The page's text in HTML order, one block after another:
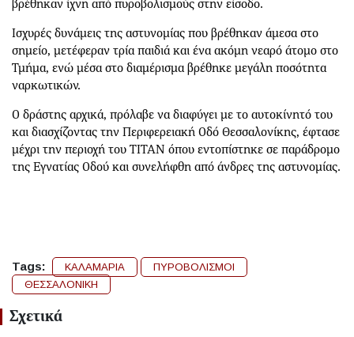
βρέθηκαν ίχνη από πυροβολισμούς στην είσοδο.
Ισχυρές δυνάμεις της αστυνομίας που βρέθηκαν άμεσα στο
σημείο, μετέφεραν τρία παιδιά και ένα ακόμη νεαρό άτομο στο
Τμήμα, ενώ μέσα στο διαμέρισμα βρέθηκε μεγάλη ποσότητα
ναρκωτικών.
Ο δράστης αρχικά, πρόλαβε να διαφύγει με το αυτοκίνητό του
και διασχίζοντας την Περιφερειακή Οδό Θεσσαλονίκης, έφτασε
μέχρι την περιοχή τoυ ΤΙΤΑΝ όπου εντοπίστηκε σε παράδρομο
της Εγνατίας Οδού και συνελήφθη από άνδρες της αστυνομίας.
Tags: ΚΑΛΑΜΑΡΙΑ
ΠΥΡΟΒΟΛΙΣΜΟΙ
ΘΕΣΣΑΛΟΝΙΚΗ
Σχετικά